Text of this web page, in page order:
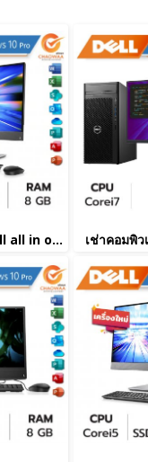
เช่าคอมพิวเตอร์ Dell all in one Corei5 เช่าคอมพิ